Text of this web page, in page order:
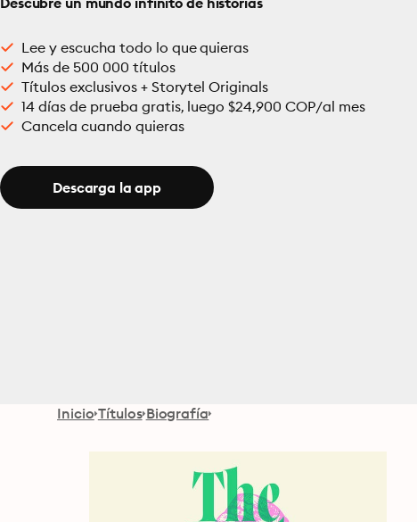
Lee y escucha todo lo que quieras
Más de 500 000 títulos
Títulos exclusivos + Storytel Originals
14 días de prueba gratis, luego $24,900 COP/al mes
Cancela cuando quieras
Descarga la app
Inicio Títulos Biografía